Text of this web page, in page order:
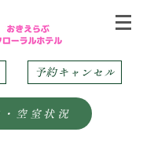
予約キャンセル
・空室状況